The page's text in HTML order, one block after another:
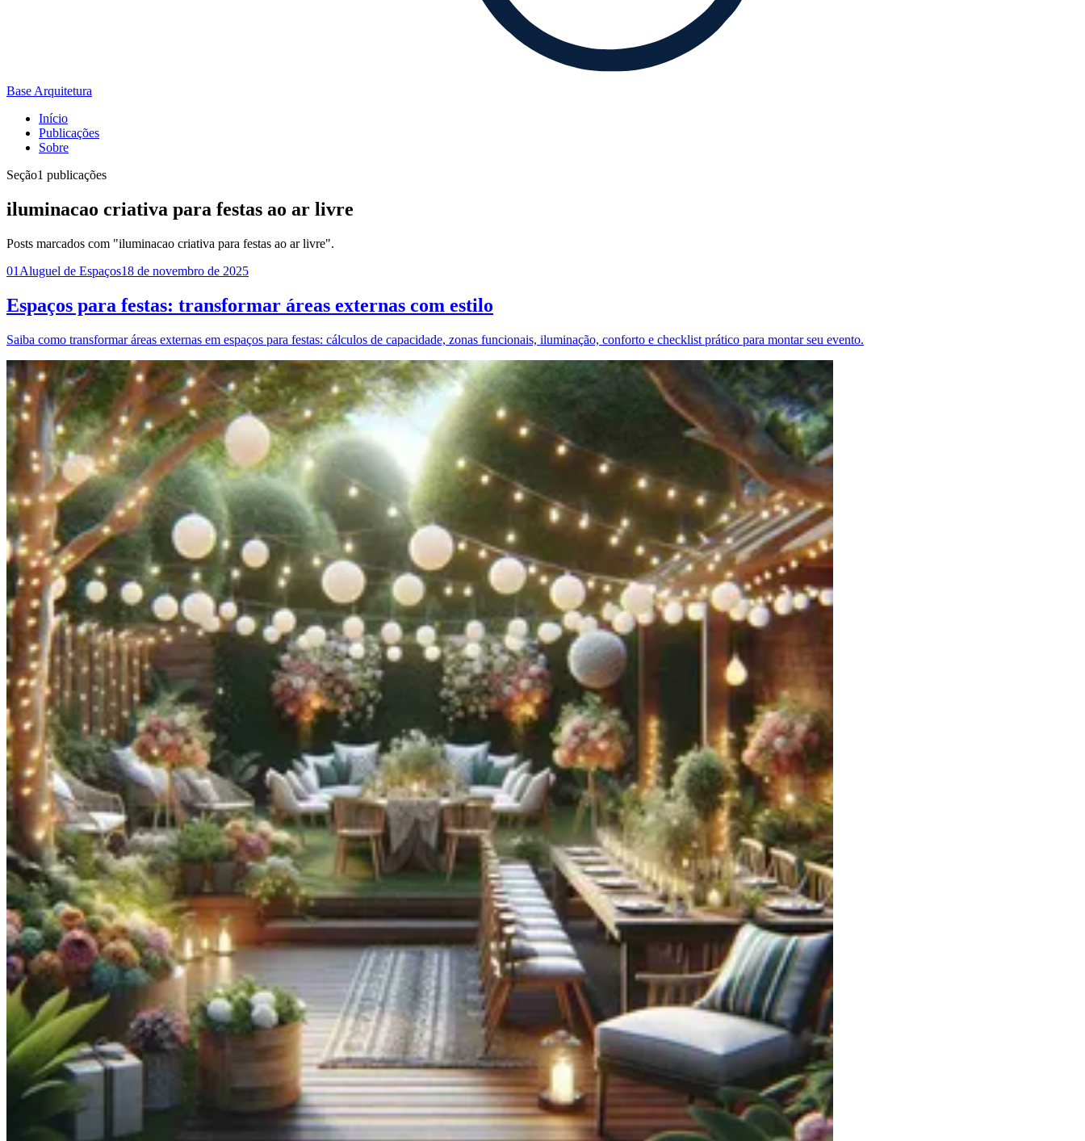
Base Arquitetura
Início
Publicações
Sobre
Seção1 publicações
iluminacao criativa para festas ao ar livre
Posts marcados com "iluminacao criativa para festas ao ar livre".
01 Aluguel de Espaços18 de novembro de 2025
Espaços para festas: transformar áreas externas com estilo
Saiba como transformar áreas externas em espaços para festas: cálculos de capacidade, zonas funcionais, iluminação, conforto e checklist prático para montar seu evento.